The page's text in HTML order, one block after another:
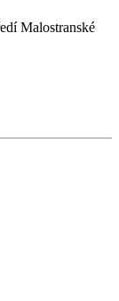
Malostranské